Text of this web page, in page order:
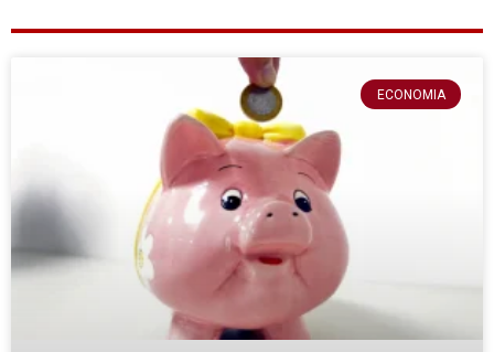
ECONOMIA